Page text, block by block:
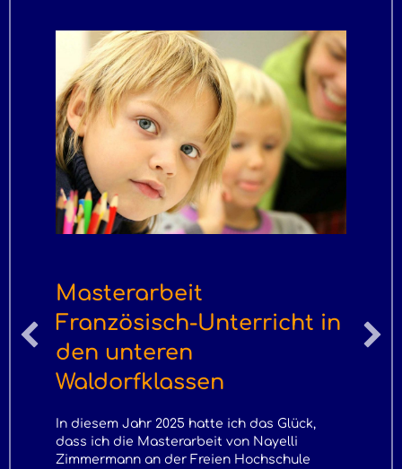
Masterarbeit
Französisch-Unterricht in
den unteren
Waldorfklassen
In diesem Jahr 2025 hatte ich das Glück,
dass ich die Masterarbeit von Nayelli
Zimmermann an der Freien Hochschule